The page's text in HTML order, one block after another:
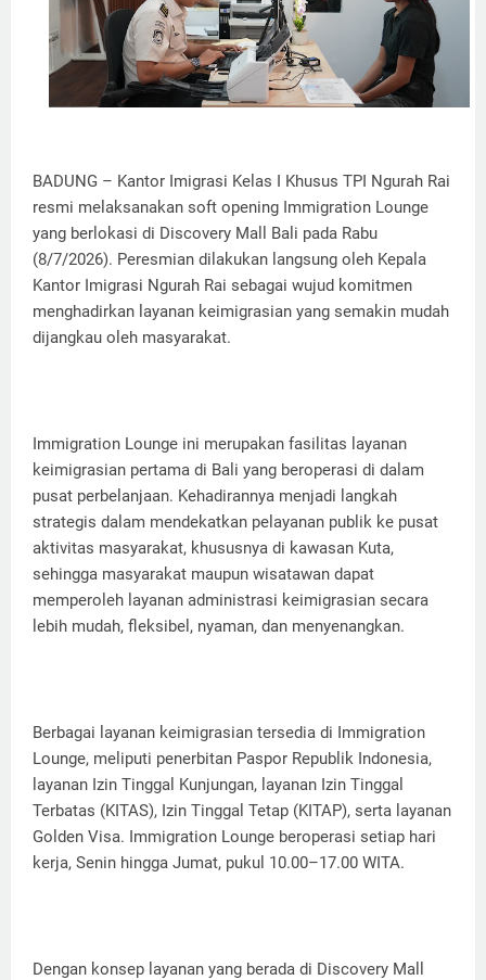
BADUNG – Kantor Imigrasi Kelas I Khusus TPI Ngurah Rai
resmi melaksanakan soft opening Immigration Lounge
yang berlokasi di Discovery Mall Bali pada Rabu
(8/7/2026). Peresmian dilakukan langsung oleh Kepala
Kantor Imigrasi Ngurah Rai sebagai wujud komitmen
menghadirkan layanan keimigrasian yang semakin mudah
dijangkau oleh masyarakat.
Immigration Lounge ini merupakan fasilitas layanan
keimigrasian pertama di Bali yang beroperasi di dalam
pusat perbelanjaan. Kehadirannya menjadi langkah
strategis dalam mendekatkan pelayanan publik ke pusat
aktivitas masyarakat, khususnya di kawasan Kuta,
sehingga masyarakat maupun wisatawan dapat
memperoleh layanan administrasi keimigrasian secara
lebih mudah, fleksibel, nyaman, dan menyenangkan.
Berbagai layanan keimigrasian tersedia di Immigration
Lounge, meliputi penerbitan Paspor Republik Indonesia,
layanan Izin Tinggal Kunjungan, layanan Izin Tinggal
Terbatas (KITAS), Izin Tinggal Tetap (KITAP), serta layanan
Golden Visa. Immigration Lounge beroperasi setiap hari
kerja, Senin hingga Jumat, pukul 10.00–17.00 WITA.
Dengan konsep layanan yang berada di Discovery Mall